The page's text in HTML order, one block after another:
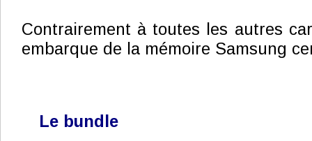
Contrairement à toutes les autres
embarque de la mémoire Samsung
Le bundle